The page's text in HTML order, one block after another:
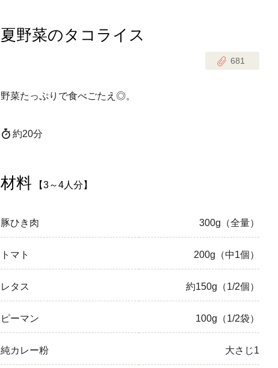
夏野菜のタコライス
681
野菜たっぷりで食べごたえ◎。
約20分
材料 【3～4人分】
豚ひき肉 300g（全量）
トマト 200g（中1個）
レタス 約150g（1/2個）
ピーマン 100g（1/2袋）
純カレー粉 大さじ1
ひとさじのときめき時間
おきらくだ
つくりおき肉魚菜菜セット
豚肉
ひき肉
アスパラガス
ピーマン
主菜
常備菜・作りおき
コトコト
yumyumいっしょごはん
ぷれーんぺいじ